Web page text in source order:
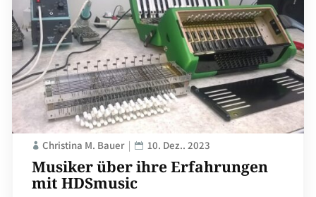
Musiker über ihre Erfahrungen
mit HDSmusic
Christina M. Bauer 10. Dez.. 2023